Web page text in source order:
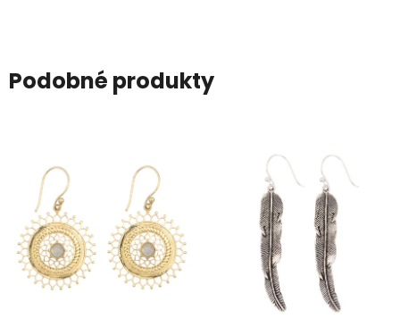
Podobné produkty